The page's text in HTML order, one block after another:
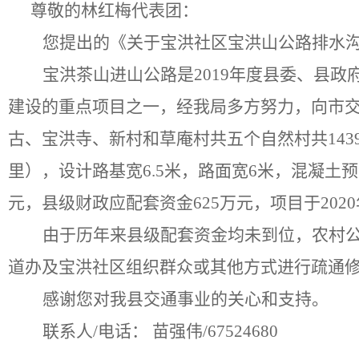
尊敬的林红梅代表团 ：
您提出的《关于宝洪社区宝洪山公路排水
宝洪茶山进山公路是2019年度县委、县政
建设的重点项目之一， 经我局多方努力，向市
古、宝洪寺、新村和草庵村共五个自然村共
里），设计路基宽6.5米，路面宽6米，混凝土
元，县级财政应配套资金625万元，项目于
由于历年来县级配套资金均未到位，农村
道办及宝洪社区组织群众或其他方式进行疏通
感谢您对我县交通事业的关心和支持。
联系人/电话： 苗强伟/67524680